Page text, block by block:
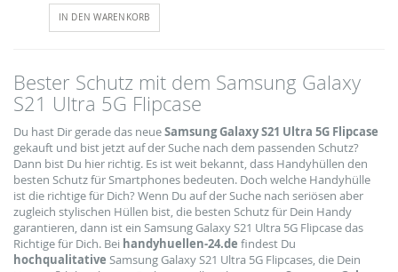
IN DEN WARENKORB
Bester Schutz mit dem Samsung Galaxy
S21 Ultra 5G Flipcase
Du hast Dir gerade das neueSamsung Galaxy S21 Ultra 5G Flipcase
gekauft und bist jetzt auf der Suche nach dem passenden Schutz?
Dann bist Du hier richtig. Es ist weit bekannt, dass Handyhüllen den
besten Schutz für Smartphones bedeuten. Doch welche Handyhülle
ist die richtige für Dich? Wenn Du auf der Suche nach seriösen aber
zugleich stylischen Hüllen bist, die besten Schutz für Dein Handy
garantieren, dann ist ein Samsung Galaxy S21 Ultra 5G Flipcase das
Richtige für Dich. Bei handyhuellen-24.de findest Du
hochqualitative Samsung Galaxy S21 Ultra 5G Flipcases, die Dein